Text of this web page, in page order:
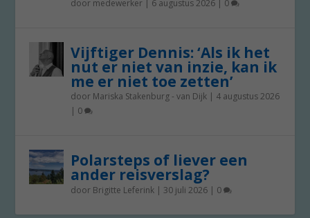
door medewerker | 6 augustus 2026 | 0
Vijftiger Dennis: ‘Als ik het
nut er niet van inzie, kan ik
me er niet toe zetten’
door Mariska Stakenburg - van Dijk | 4 augustus 2026
| 0
Polarsteps of liever een
ander reisverslag?
door Brigitte Leferink | 30 juli 2026 | 0